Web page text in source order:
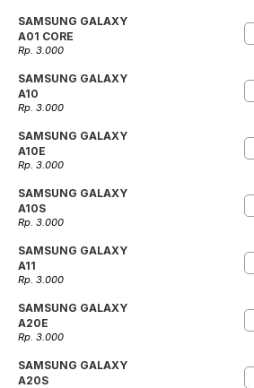
SAMSUNG GALAXY
A01 CORE
Rp. 3.000
SAMSUNG GALAXY
A10
Rp. 3.000
SAMSUNG GALAXY
A10E
Rp. 3.000
SAMSUNG GALAXY
A10S
Rp. 3.000
SAMSUNG GALAXY
A11
Rp. 3.000
SAMSUNG GALAXY
A20E
Rp. 3.000
SAMSUNG GALAXY
A20S